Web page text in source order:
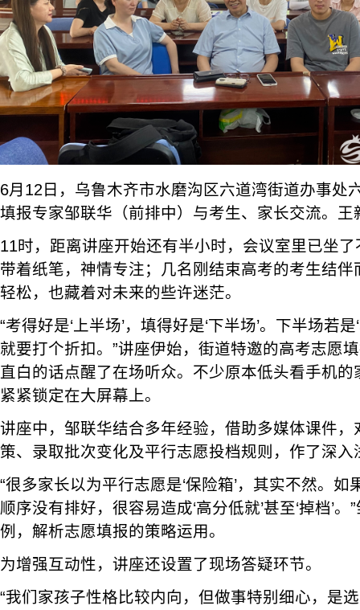
6月12日，乌鲁木齐市水磨沟区六道湾街道办事处
填报专家邹联华（前排中）与考生、家长交流。王
11时，距离讲座开始还有半小时，会议室里已坐
带着纸笔，神情专注；几名刚结束高考的考生结
轻松，也藏着对未来的些许迷茫。
“考得好是‘上半场’，填得好是‘下半场’。下半场若
就要打个折扣。”讲座伊始，街道特邀的高考志愿
直白的话点醒了在场听众。不少原本低头看手机
紧紧锁定在大屏幕上。
讲座中，邹联华结合多年经验，借助多媒体课件
策、录取批次变化及平行志愿投档规则，作了深入
“很多家长以为平行志愿是‘保险箱’，其实不然。
顺序没有排好，很容易造成‘高分低就’甚至‘掉档’
例，解析志愿填报的策略运用。
为增强互动性，讲座还设置了现场答疑环节。
“我们家孩子性格比较内向，但做事特别细心，是